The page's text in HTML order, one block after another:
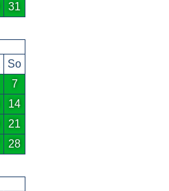
31
So
7
14
21
28